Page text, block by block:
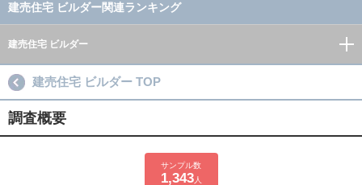
建売住宅 ビルダー関連ランキング
建売住宅 ビルダー
建売住宅 ビルダー TOP
調査概要
サンプル数
1,343人